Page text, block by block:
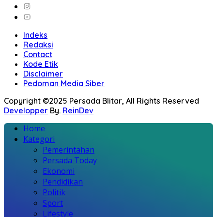
Indeks
Redaksi
Contact
Kode Etik
Disclaimer
Pedoman Media Siber
Copyright ©2025 Persada Blitar, All Rights Reserved
Developper By. ReinDev
Home
Kategori
Pemerintahan
Persada Today
Ekonomi
Pendidikan
Politik
Sport
Lifestyle